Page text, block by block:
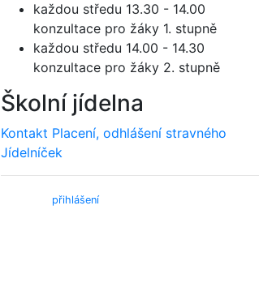
každou středu 13.30 - 14.00
konzultace pro žáky 1. stupně
každou středu 14.00 - 14.30
konzultace pro žáky 2. stupně
Školní jídelna
Kontakt Placení, odhlášení stravného
Jídelníček
přihlášení)